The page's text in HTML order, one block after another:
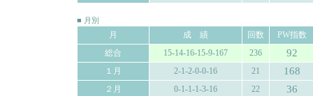
■ 月別
月 成 績 回数
PW指数
総合
15-14-16-15-9-167 236 92
１月 2-1-2-0-0-16 21 168
２月 0-1-1-1-3-16 22 36